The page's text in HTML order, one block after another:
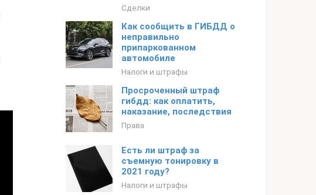
Сделки
Как сообщить в ГИБДД о
неправильно
припаркованном
автомобиле
Налоги и штрафы
Просроченный штраф
гибдд: как оплатить,
наказание, последствия
Права
Есть ли штраф за
съемную тонировку в
2021 году?
Налоги и штрафы